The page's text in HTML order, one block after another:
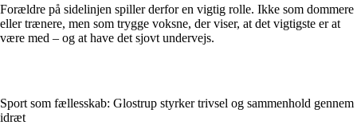
Forældre på sidelinjen spiller derfor en vigtig rolle. Ikke som dommere
eller trænere, men som trygge voksne, der viser, at det vigtigste er at
være med – og at have det sjovt undervejs.
Sport som fællesskab: Glostrup styrker trivsel og sammenhold gennem
idræt